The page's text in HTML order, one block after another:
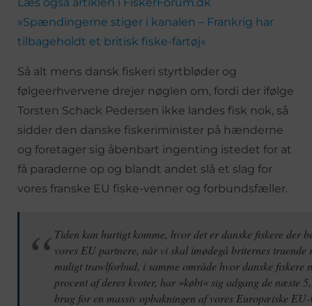
»Spændingerne stiger i kanalen – Frankrig har
tilbageholdt et britisk fiske-fartøj«
Så alt mens dansk fiskeri styrtbløder og
følgeerhvervene drejer nøglen om, fordi der ifølge
Torsten Schack Pedersen ikke landes fisk nok, så
sidder den danske fiskeriminister på hænderne
og foretager sig åbenbart ingenting istedet for at
få paraderne op og blandt andet slå et slag for
vores franske EU fiske-venner og forbundsfæller.
Tiden kan hurtigt komme, hvor det er danske fiskere der
vores EU partnere, når vi skal imødegå briternes truende
muligt trawlforbud, i samme område hvor danske fiskere
procent af deres kvoter, har »købt« sig adgang de næste
brug for en massiv opbakningen af vores Europæiske EU-